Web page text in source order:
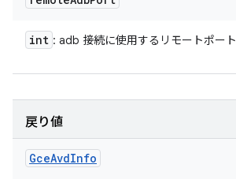
int : adb 接続に使用するリモートポート
戻り値
GceAvdInfo